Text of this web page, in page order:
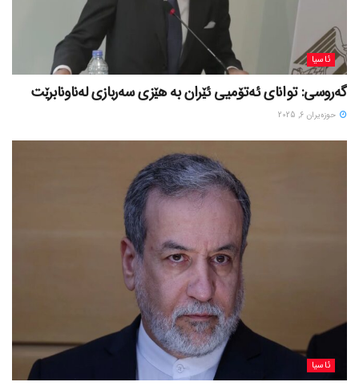
ئاسیا
گەروسی: توانای ئەتۆمیی ئێران بە هێزی سەربازی لەناونابرێت
حوزه‌یران 6, 2025
ئاسیا